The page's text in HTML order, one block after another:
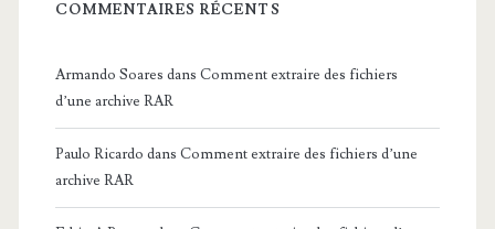
COMMENTAIRES RÉCENTS
Armando Soares dans Comment extraire des fichiers
d’une archive RAR
Paulo Ricardo dans Comment extraire des fichiers d’une
archive RAR